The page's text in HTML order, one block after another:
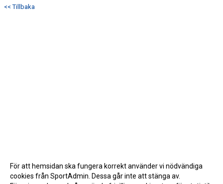
<< Tillbaka
För att hemsidan ska fungera korrekt använder vi nödvändiga
cookies från SportAdmin. Dessa går inte att stänga av.